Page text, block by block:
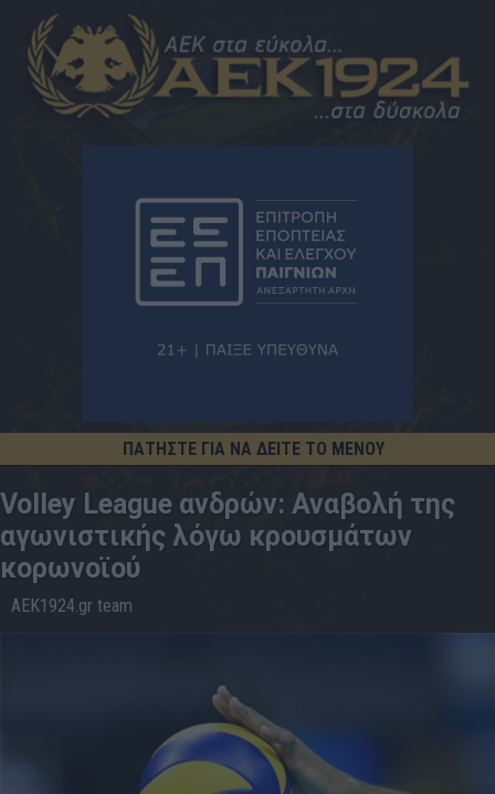
ΠΑΤΗΣΤΕ ΓΙΑ ΝΑ ΔΕΙΤΕ ΤΟ ΜΕΝΟΥ
Volley League ανδρών: Αναβολή της
αγωνιστικής λόγω κρουσμάτων
κορωνοϊού
AEK1924.gr team